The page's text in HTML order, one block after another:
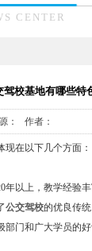
CENTER
校基地有哪些特
： 作者：
在以下几个方面：
年以上，教学经验
公交驾校的优良传
门和广大学员的好